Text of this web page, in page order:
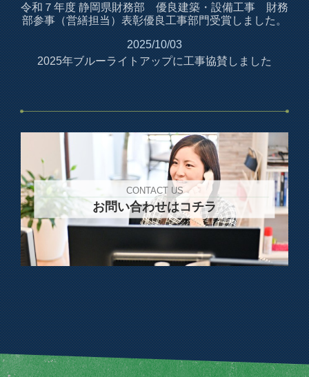
令和７年度 静岡県財務部 優良建築・設備工事 財務
部参事（営繕担当）表彰優良工事部門受賞しました。
2025/10/03
2025年ブルーライトアップに工事協賛しました
CONTACT US
お問い合わせはコチラ